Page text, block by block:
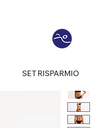
SET RISPARMIO